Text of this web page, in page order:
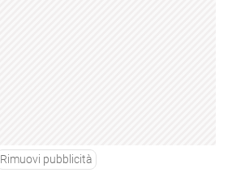
Rimuovi pubblicità